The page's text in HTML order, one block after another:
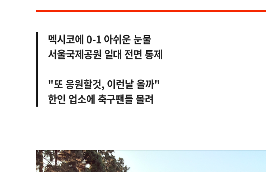
멕시코에 0-1 아쉬운 눈물
서울국제공원 일대 전면 통제
"또 응원할것, 이런날 올까"
한인 업소에 축구팬들 몰려